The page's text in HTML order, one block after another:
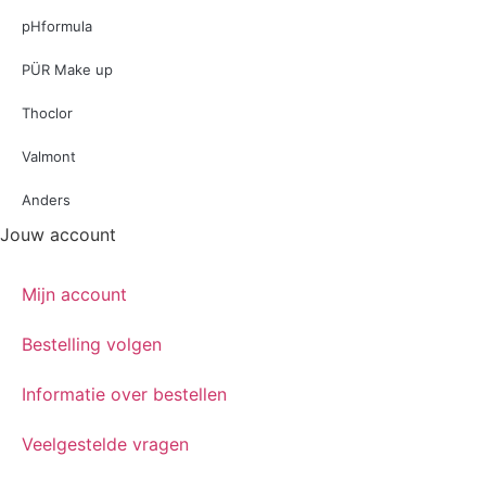
pHformula
PÜR Make up
Thoclor
Valmont
Anders
Jouw account
Mijn account
Bestelling volgen
Informatie over bestellen
Veelgestelde vragen